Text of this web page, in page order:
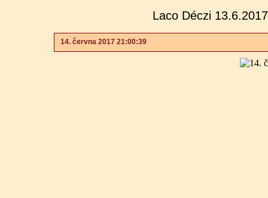
Laco Déczi
14. června 2017 21:00:39